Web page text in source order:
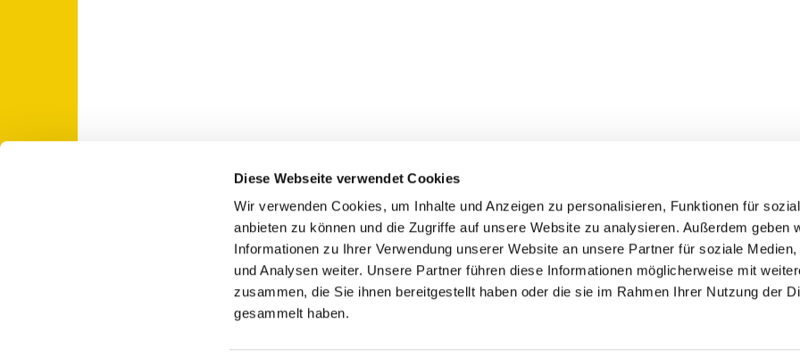
Diese Webseite verwendet Cookies
Wir verwenden Cookies, um Inhalte und Anzeigen zu personalisieren, Funktionen für
anbieten zu können und die Zugriffe auf unsere Website zu analysieren. Außerdem geben
Informationen zu Ihrer Verwendung unserer Website an unsere Partner für soziale Medien,
und Analysen weiter. Unsere Partner führen diese Informationen möglicherweise mit
zusammen, die Sie ihnen bereitgestellt haben oder die sie im Rahmen Ihrer Nutzung der
gesammelt haben.
St. Otto: Katholische Kirche Usedom-Anklam-Greifswald · Bahnhofstr. 15, 17489 Greifswald+49
Kontaktinformationen
Impressum
Hinweisgebersystem